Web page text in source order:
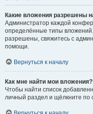
Какие вложения разрешены
Администратор каждой
определённые типы
разрешены, свяжитесь с
помощи.
Вернуться к началу
Как мне найти мои вложения?
Чтобы найти список
личный раздел и щёлкните по